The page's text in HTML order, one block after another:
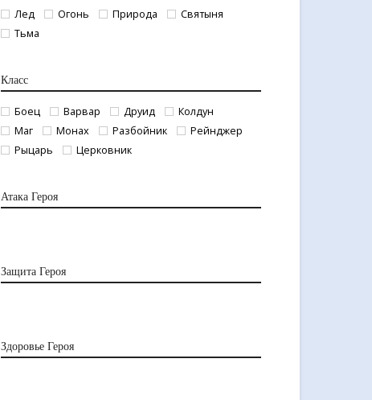
Лед Огонь Природа
Святыня
Тьма
Класс
Боец Варвар Друид
Колдун
Маг
Монах Разбойник
Рейнджер
Рыцарь
Церковник
Атака Героя
Защита Героя
Здоровье Героя